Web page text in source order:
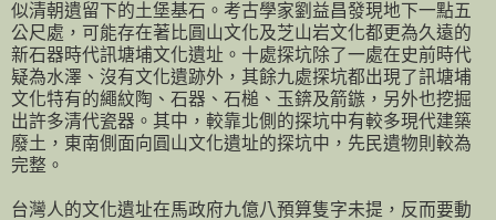
似清朝遺留下的土堡基石。考古學家劉益昌發現地下一點五
公尺處，可能存在著比圓山文化及芝山岩文化都更為久遠的
新石器時代訊塘埔文化遺址。十處探坑除了一處在史前時代
疑為水澤、沒有文化遺跡外，其餘九處探坑都出現了訊塘埔
文化特有的繩紋陶、石器、石槌、玉錛及箭鏃，另外也挖掘
出許多清代瓷器。其中，較靠北側的探坑中有較多現代建築
廢土，東南側面向圓山文化遺址的探坑中，先民遺物則較為
完整。
台灣人的文化遺址在馬政府九億八預算隻字未提，反而要動